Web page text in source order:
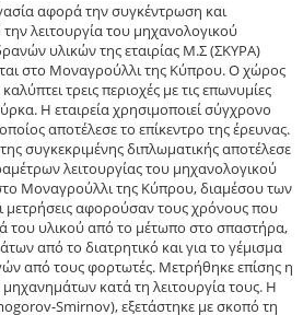
αφορά την συγκέντρωση και
λειτουργία του μηχανολογικού
υλικών της εταιρίας Μ.Σ (ΣΚΥΡΑ)
στο Μοναγρούλλι της Κύπρου. Ο χώρος
τρεις περιοχές με τις επωνυμίες
Η εταιρεία χρησιμοποιεί σύγχρονο
αποτέλεσε το επίκεντρο της έρευνας.
συγκεκριμένης διπλωματικής αποτέλεσε
λειτουργίας του μηχανολογικού
Μοναγρούλλι της Κύπρου, διαμέσου των
μετρήσεις αφορούσαν τους χρόνους που
του υλικού από το μέτωπο στο σπαστήρα,
από το διατρητικό και για το γέμισμα
από τους φορτωτές. Μετρήθηκε επίσης η
κατά τη λειτουργία τους. Η
Smirnov), εξετάστηκε με σκοπό τη